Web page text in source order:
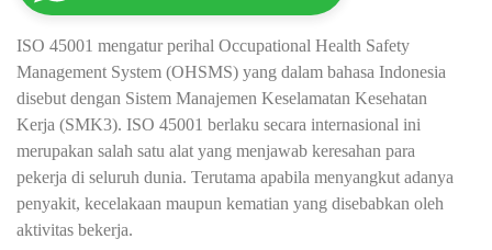
ISO 45001 mengatur perihal Occupational Health Safety
Management System (OHSMS) yang dalam bahasa Indonesia
disebut dengan Sistem Manajemen Keselamatan Kesehatan
Kerja (SMK3). ISO 45001 berlaku secara internasional ini
merupakan salah satu alat yang menjawab keresahan para
pekerja di seluruh dunia. Terutama apabila menyangkut adanya
penyakit, kecelakaan maupun kematian yang disebabkan oleh
aktivitas bekerja.